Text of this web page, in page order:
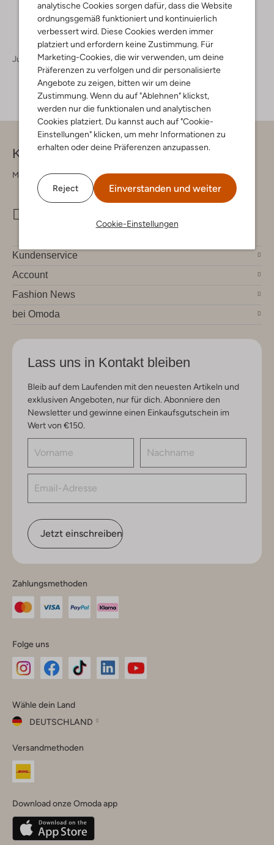
analytische Cookies sorgen dafür, dass die Website
ordnungsgemäß funktioniert und kontinuierlich
verbessert wird. Diese Cookies werden immer
platziert und erfordern keine Zustimmung. Für
Marketing-Cookies, die wir verwenden, um deine
Präferenzen zu verfolgen und dir personalisierte
Angebote zu zeigen, bitten wir um deine
Zustimmung. Wenn du auf "Ablehnen" klickst,
werden nur die funktionalen und analytischen
Cookies platziert. Du kannst auch auf "Cookie-
Einstellungen" klicken, um mehr Informationen zu
erhalten oder deine Präferenzen anzupassen.
Reject Einverstanden und weiter
Cookie-Einstellungen
Jungen
Kontakt
Montag - Freitag 09:00 - 17:00 uur
Kundenservice
Account
Fashion News
bei Omoda
Lass uns in Kontakt bleiben
Bleib auf dem Laufenden mit den neuesten Artikeln und
exklusiven Angeboten, nur für dich. Abonniere den
Newsletter und gewinne einen Einkaufsgutschein im
Wert von €150.
Jetzt einschreiben
Zahlungsmethoden
Folge uns
Instagram
Facebook
TikTok
Wähle dein Land
DEUTSCHLAND
dein
Land
Belgique(Français)
Deutschland
Versandmethoden
Download onze Omoda app